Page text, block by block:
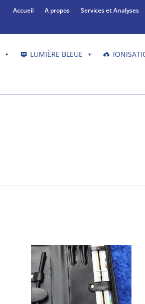
Accueil A propos Services et Analyses
LUMIÈRE BLEUE